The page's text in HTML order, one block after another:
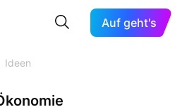
Auf geht's
Ideen